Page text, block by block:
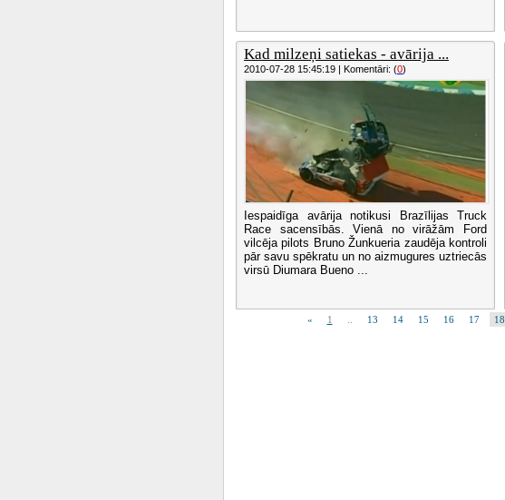
Kad milzeņi satiekas - avārija ...
2010-07-28 15:45:19 | Komentāri: (0)
Iespaidīga avārija notikusi Brazīlijas Truck
Race sacensībās. Vienā no virāžām Ford
vilcēja pilots Bruno Žunkueria zaudēja kontroli
pār savu spēkratu un no aizmugures uztriecās
virsū Diumara Bueno ...
« 1 13 14 15 16 17 18